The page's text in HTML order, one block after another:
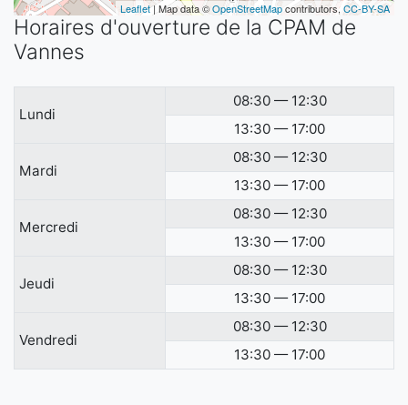
Leaflet| Map data ©OpenStreetMapcontributors,CC-BY-SA
Horaires d'ouverture de la CPAM de
Vannes
Lundi
08:30 — 12:30
13:30 — 17:00
Mardi
08:30 — 12:30
13:30 — 17:00
Mercredi
08:30 — 12:30
13:30 — 17:00
Jeudi
08:30 — 12:30
13:30 — 17:00
Vendredi
08:30 — 12:30
13:30 — 17:00